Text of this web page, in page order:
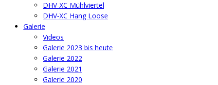
DHV-XC Mühlviertel
DHV-XC Hang Loose
Galerie
Videos
Galerie 2023 bis heute
Galerie 2022
Galerie 2021
Galerie 2020